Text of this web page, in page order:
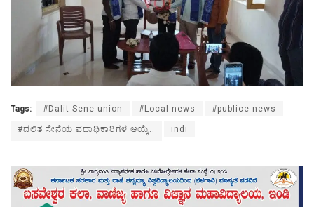
Tags: #Dalit Sene union #Local news #publice news
#ದಲಿತ ಸೇನೆಯ ಪದಾಧಿಕಾರಿಗಳ ಆಯ್ಕೆ.. indi